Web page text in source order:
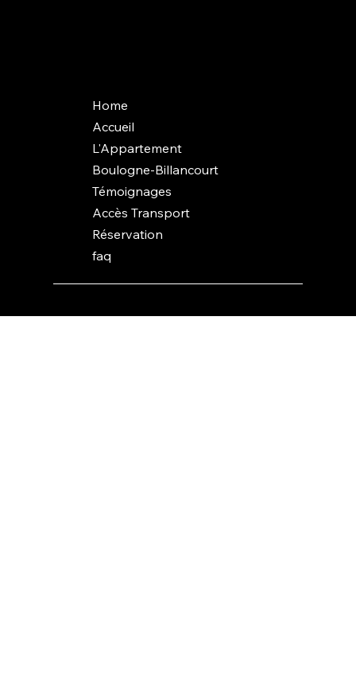
Home
Accueil
L'Appartement
Boulogne-Billancourt
Témoignages
Accès Transport
Réservation
faq